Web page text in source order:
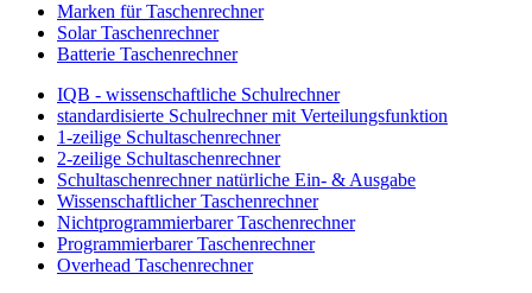
Marken für Taschenrechner
Solar Taschenrechner
Batterie Taschenrechner
IQB - wissenschaftliche Schulrechner
standardisierte Schulrechner mit Verteilungsfunktion
1-zeilige Schultaschenrechner
2-zeilige Schultaschenrechner
Schultaschenrechner natürliche Ein- & Ausgabe
Wissenschaftlicher Taschenrechner
Nichtprogrammierbarer Taschenrechner
Programmierbarer Taschenrechner
Overhead Taschenrechner